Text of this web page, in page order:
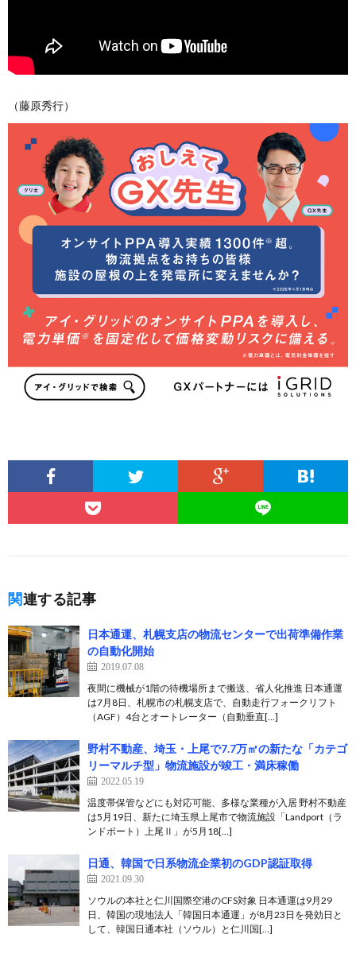
（藤原秀行）
関連する記事
日本通運、札幌支店の物流センターで出荷準備作業
の自動化開始
2019.07.08
夜間に機械が1階の待機場所まで搬送、省人化推進 日本通運
は7月8日、札幌市の札幌支店で、自動走行フォークリフト
（AGF）4台とオートレーター（自動垂直[…]
野村不動産、埼玉・上尾で7.7万㎡の新たな「カテゴ
リーマルチ型」物流施設が竣工・満床稼働
2022.05.19
温度帯保管などにも対応可能、多様な業種が入居 野村不動産
は5月19日、新たに埼玉県上尾市で物流施設「Landport（ラ
ンドポート）上尾Ⅱ」が5月18[…]
日通、韓国で日系物流企業初のGDP認証取得
2021.09.30
ソウルの本社と仁川国際空港のCFS対象 日本通運は9月29
日、韓国の現地法人「韓国日本通運」が8月23日を発効日と
して、韓国日通本社（ソウル）と仁川国[…]